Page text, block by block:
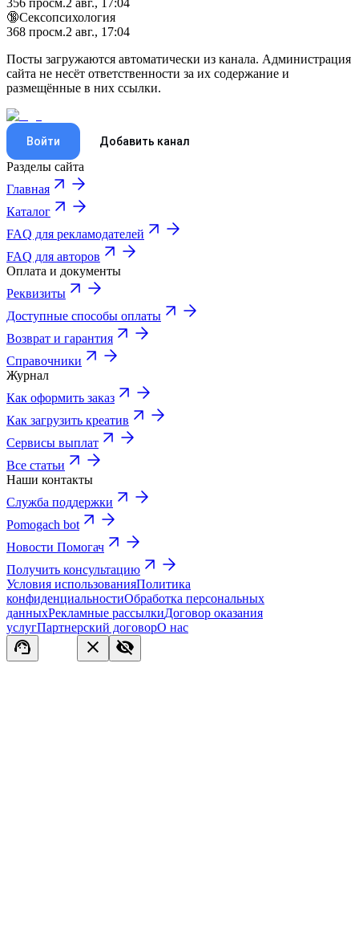
🔞Сексопсихология
368 просм.2 авг., 17:04
Посты загружаются автоматически из канала. Администрация
сайта не несёт ответственности за их содержание и
размещённые в них ссылки.
Войти Добавить канал
Разделы сайта
Главная
Каталог
FAQ для рекламодателей
FAQ для авторов
Оплата и документы
Реквизиты
Доступные способы оплаты
Возврат и гарантия
Справочники
Журнал
Как оформить заказ
Как загрузить креатив
Сервисы выплат
Все статьи
Наши контакты
Служба поддержки
Pomogach bot
Новости Помогач
Получить консультацию
Условия использованияПолитика
конфиденциальностиОбработка персональных
данныхРекламные рассылкиДоговор оказания
услугПартнерский договорО нас